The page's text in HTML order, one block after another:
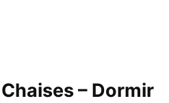
– Dormir